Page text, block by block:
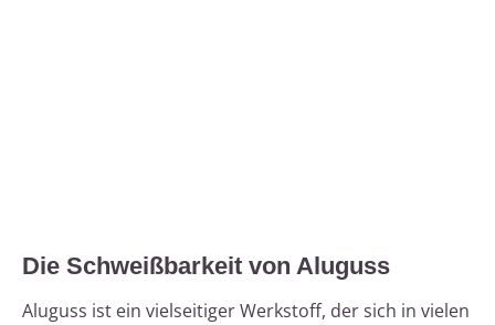
Die Schweißbarkeit von Aluguss
Aluguss ist ein vielseitiger Werkstoff, der sich in vielen